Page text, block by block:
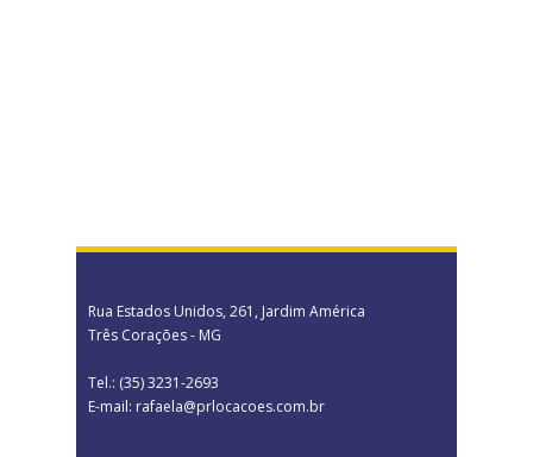
Rua Estados Unidos, 261, Jardim América
Três Corações - MG
Tel.: (35) 3231-2693
E-mail: rafaela@prlocacoes.com.br